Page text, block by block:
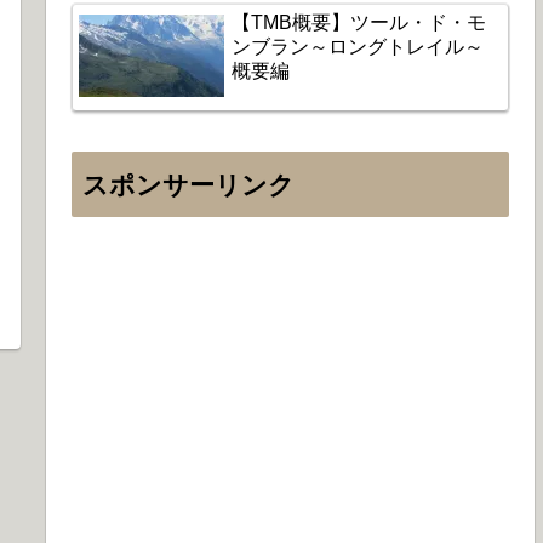
【TMB概要】ツール・ド・モ
ンブラン～ロングトレイル～
概要編
スポンサーリンク